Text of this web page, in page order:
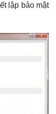
lập bảo mật